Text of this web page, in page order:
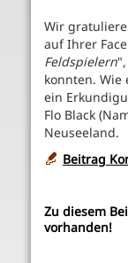
Wir
auf Ihrer
Feldspielern
konnten. Wie
ein
Flo Black
Neuseeland.
Beitrag
Zu diesem
vorhanden!